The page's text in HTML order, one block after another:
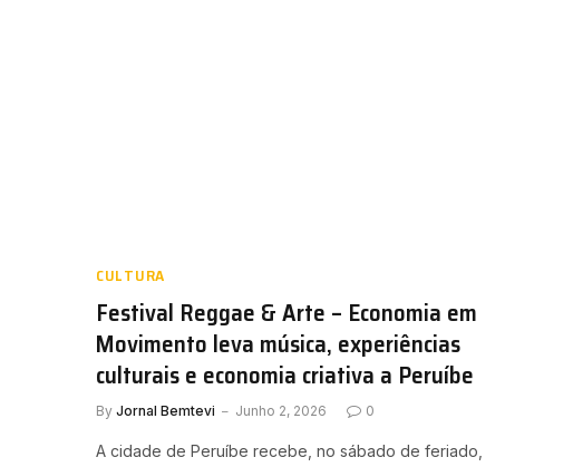
CULTURA
Festival Reggae & Arte – Economia em
Movimento leva música, experiências
culturais e economia criativa a Peruíbe
By Jornal Bemtevi Junho 2, 2026 0
A cidade de Peruíbe recebe, no sábado de feriado,